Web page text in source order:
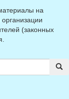
на
(законных